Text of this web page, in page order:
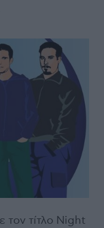
τον τίτλο Night